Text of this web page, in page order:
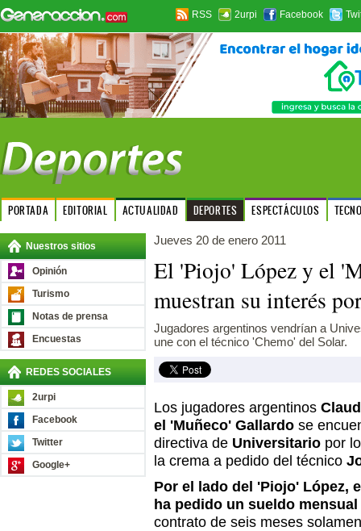
RSS 2urpi Facebook
PORTADA EDITORIAL ACTUALIDAD DEPORTES ESPECTÁCULOS
Nuestros sitios
Opinión
Turismo
Notas de prensa
Encuestas
REDES SOCIALES
2urpi
Facebook
Twitter
Google+
Jueves 20 de enero 2011
El 'Piojo' López y el
muestran su interés
Jugadores argentinos vendrían a
une con el técnico 'Chemo' del Solar.
Los jugadores argentinos
el 'Muñeco' Gallardo se
directiva de Universitario por
la crema a pedido del técnico
Por el lado del 'Piojo' López,
ha pedido un sueldo
contrato de seis meses